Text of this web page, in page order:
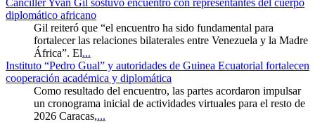
Canciller Yván Gil sostuvo encuentro con representantes del cuerpo
diplomático africano
Gil reiteró que “el encuentro ha sido fundamental para
fortalecer las relaciones bilaterales entre Venezuela y la Madre
África”. El...
Instituto “Pedro Gual” y autoridades de Guinea Ecuatorial fortalecen
cooperación académica y diplomática
Como resultado del encuentro, las partes acordaron impulsar
un cronograma inicial de actividades virtuales para el resto de
2026 Caracas,...